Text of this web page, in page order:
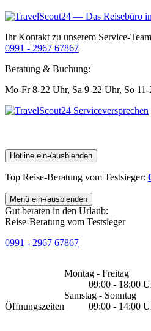
Ihr Kontakt zu unserem Service-Team
0991 - 2967 67867
Beratung & Buchung:
Mo-Fr 8-22 Uhr, Sa 9-22 Uhr, So
Hotline ein-/ausblenden
Top Reise-Beratung vom Testsieger:
Menü ein-/ausblenden
Gut beraten in den Urlaub:
Reise-Beratung vom Testsieger
0991 - 2967 67867
Öffnungszeiten
Montag - Freitag
09:00 - 18:00
Samstag - Sonntag
09:00 - 14:00